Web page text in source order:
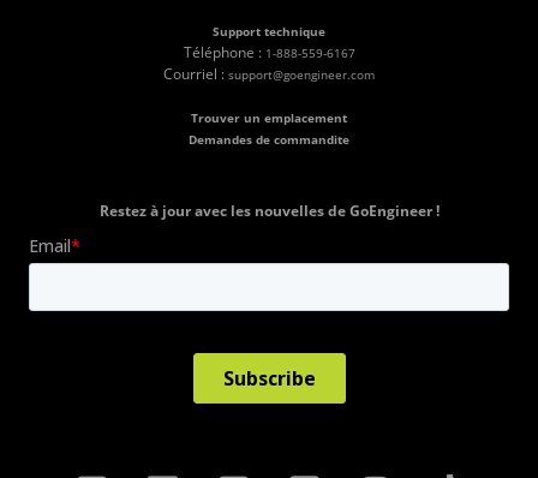
Support technique
Téléphone : 1-888-559-6167
Courriel : support@goengineer.com
Trouver un emplacement
Demandes de commandite
Restez à jour avec les nouvelles de GoEngineer !